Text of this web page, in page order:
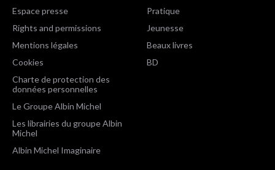
Espace presse
Rights and permissions
Mentions légales
Cookies
Charte de protection des
données personnelles
Le Groupe Albin Michel
Les librairies du groupe Albin
Michel
Albin Michel Imaginaire
Pratique
Jeunesse
Beaux livres
BD